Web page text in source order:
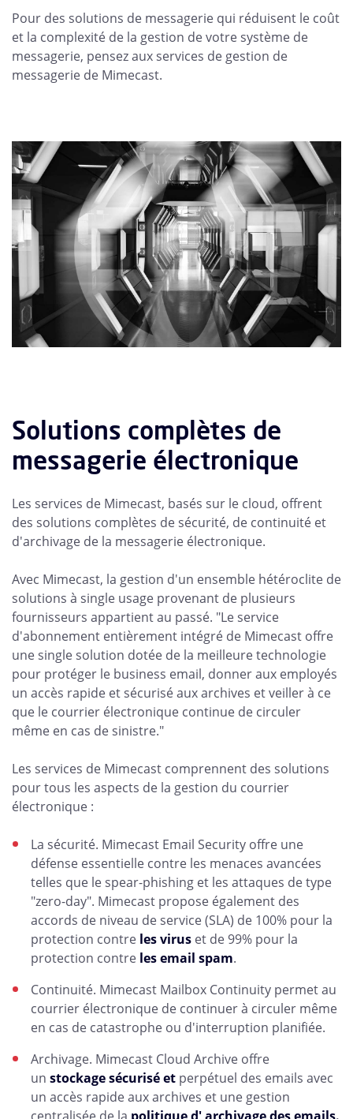
Pour des solutions de messagerie qui réduisent le coût
et la complexité de la gestion de votre système de
messagerie, pensez aux services de gestion de
messagerie de Mimecast.
Solutions complètes de
messagerie électronique
Les services de Mimecast, basés sur le cloud, offrent
des solutions complètes de sécurité, de continuité et
d'archivage de la messagerie électronique.
Avec Mimecast, la gestion d'un ensemble hétéroclite de
solutions à single usage provenant de plusieurs
fournisseurs appartient au passé. "Le service
d'abonnement entièrement intégré de Mimecast offre
une single solution dotée de la meilleure technologie
pour protéger le business email, donner aux employés
un accès rapide et sécurisé aux archives et veiller à ce
que le courrier électronique continue de circuler
même en cas de sinistre."
Les services de Mimecast comprennent des solutions
pour tous les aspects de la gestion du courrier
électronique :
La sécurité. Mimecast Email Security offre une
défense essentielle contre les menaces avancées
telles que le spear-phishing et les attaques de type
"zero-day". Mimecast propose également des
accords de niveau de service (SLA) de 100% pour la
protection contre les virus et de 99% pour la
protection contre les email spam.
Continuité. Mimecast Mailbox Continuity permet au
courrier électronique de continuer à circuler même
en cas de catastrophe ou d'interruption planifiée.
Archivage. Mimecast Cloud Archive offre
un stockage sécurisé et perpétuel des emails avec
un accès rapide aux archives et une gestion